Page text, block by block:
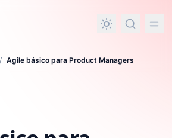
/ Agile básico para Product Managers
Managers